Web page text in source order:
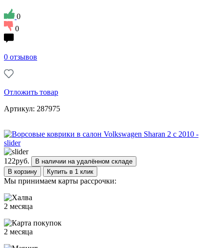
0
0
0 отзывов
Отложить товар
Артикул: 287975
122руб.
В наличии на удалённом складе
В корзину
Купить в 1 клик
Мы принимаем карты рассрочки:
2 месяца
2 месяца